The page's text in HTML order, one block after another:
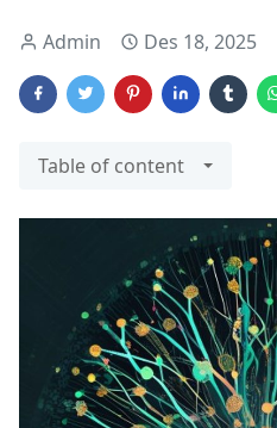
Admin Des 18, 2025
Table of content